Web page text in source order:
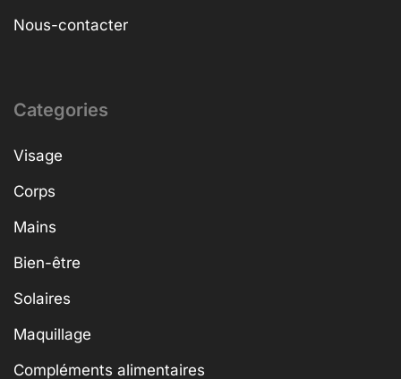
Nous-contacter
Categories
Visage
Corps
Mains
Bien-être
Solaires
Maquillage
Compléments alimentaires